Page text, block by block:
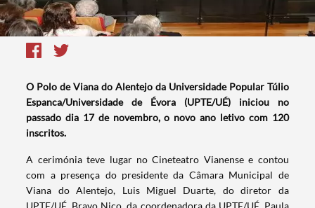
O Polo de Viana do Alentejo da Universidade Popular Túlio
Espanca/Universidade de Évora (UPTE/UÉ) iniciou no
passado dia 17 de novembro, o novo ano letivo com 120
inscritos.
A cerimónia teve lugar no Cineteatro Vianense e contou
com a presença do presidente da Câmara Municipal de
Viana do Alentejo, Luis Miguel Duarte, do diretor da
UPTE/UÉ, Bravo Nico, da coordenadora da UPTE/UÉ, Paula